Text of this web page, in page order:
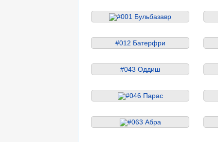
#001 Бульбазавр
#012 Батерфри
#043 Оддиш
#046 Парас
#063 Абра